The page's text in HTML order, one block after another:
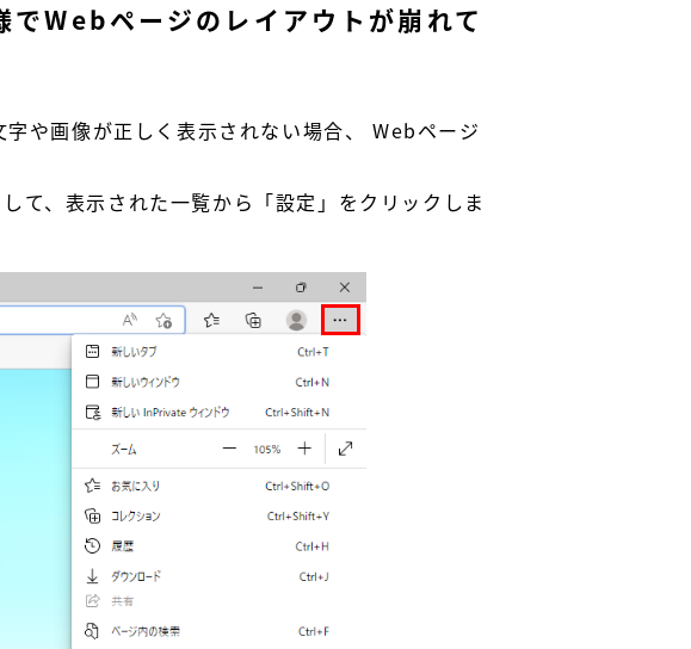
ページのレイアウトが崩れて
や画像が正しく表示されない場合、 Webページ
、表示された一覧から「設定」をクリックしま